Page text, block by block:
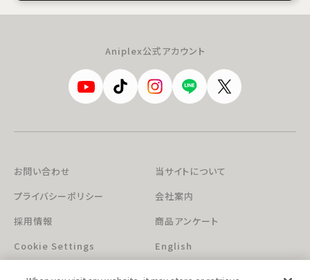
Aniplex公式アカウント
お問い合わせ
当サイトについて
プライバシーポリシー
会社案内
採用情報
商品アンケート
Cookie Settings
English